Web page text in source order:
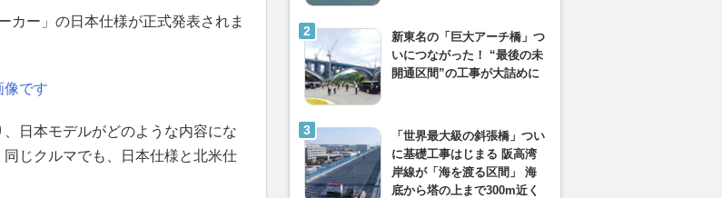
カー」の日本仕様が正式発表されま
像です
日本モデルがどのような内容にな
じクルマでも、日本仕様と北米仕
新東名の「巨大アーチ橋」つ
いにつながった！ “最後の未
開通区間”の工事が大詰めに
「世界最大級の斜張橋」つい
に基礎工事はじまる 阪高湾
岸線が「海を渡る区間」 海
底から塔の上まで300m近く